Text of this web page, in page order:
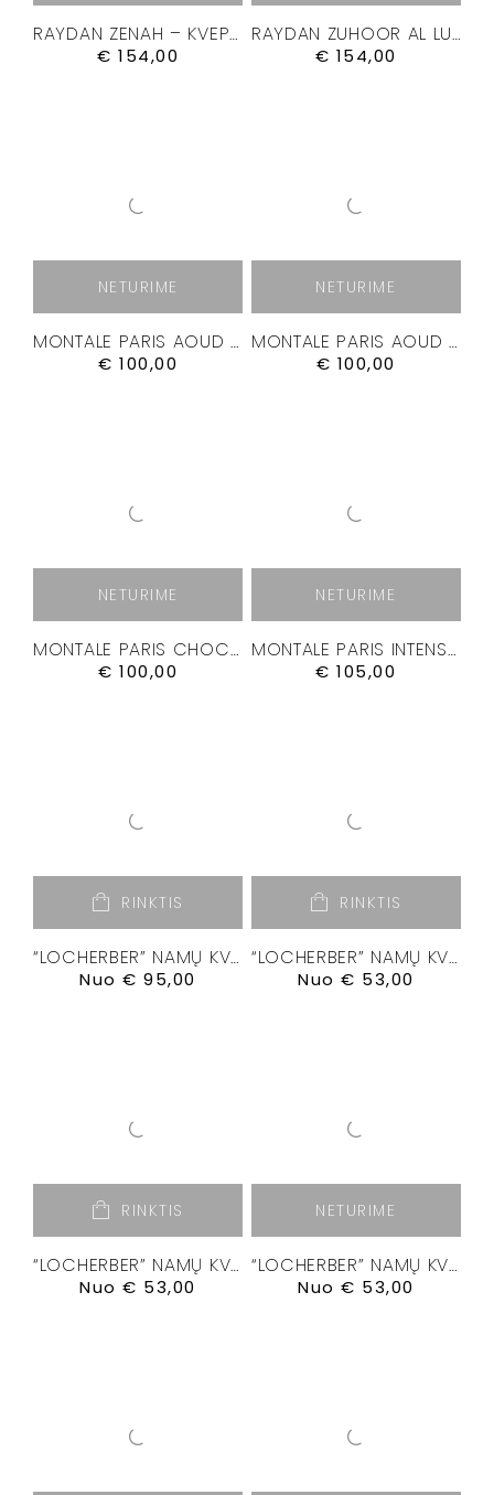
RAYDAN ZENAH – KVEPALAI 100ML.
€ 154,00
RAYDAN ZUHOOR AL LUBAN – KVEPALAI 100ML.
€ 154,00
NETURIME
MONTALE PARIS AOUD NIGHT KVEPALAI
€ 100,00
NETURIME
MONTALE PARIS AOUD PURPLE ROSE KVEPALAI
€ 100,00
NETURIME
MONTALE PARIS CHOCOLATE GREEDY KVEPALAI
€ 100,00
NETURIME
MONTALE PARIS INTENSE CAFÉ KVEPALAI
€ 105,00
RINKTIS
“LOCHERBER” NAMŲ KVAPŲ DIFUZORIUS “BANKSIA”
Nuo€ 95,00
RINKTIS
“LOCHERBER” NAMŲ KVAPŲ DIFUZORIUS “DOLCE ROMA XXI”
Nuo€ 53,00
RINKTIS
“LOCHERBER” NAMŲ KVAPŲ DIFUZORIUS “GRIGIO MILANO”
Nuo€ 53,00
NETURIME
“LOCHERBER” NAMŲ KVAPŲ DIFUZORIUS “KLINTO 1817”
Nuo€ 53,00